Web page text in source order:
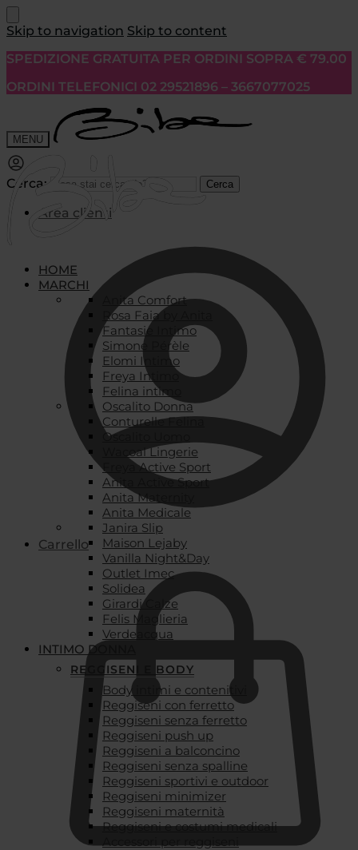
Skip to navigation Skip to content
SPEDIZIONE GRATUITA PER ORDINI SOPRA € 79.00
ORDINI TELEFONICI 02 29521896 – 3667077025
MENU
Cerca: Cerca
Area clienti
Carrello
HOME
MARCHI
Anita Comfort
Rosa Faia by Anita
Fantasie Intimo
Simone Pérèle
Elomi Intimo
Freya Intimo
Felina intimo
Oscalito Donna
Conturelle Felina
Oscalito Uomo
Wacoal Lingerie
Freya Active Sport
Anita Active Sport
Anita Maternity
Anita Medicale
Janira Slip
Maison Lejaby
Vanilla Night&Day
Outlet Imec
Solidea
Girardi Calze
Felis Maglieria
Verdeacqua
INTIMO DONNA
REGGISENI E BODY
Body intimi e contenitivi
Reggiseni con ferretto
Reggiseni senza ferretto
Reggiseni push up
Reggiseni a balconcino
Reggiseni senza spalline
Reggiseni sportivi e outdoor
Reggiseni minimizer
Reggiseni maternità
Reggiseni e costumi medicali
Accessori per reggiseni